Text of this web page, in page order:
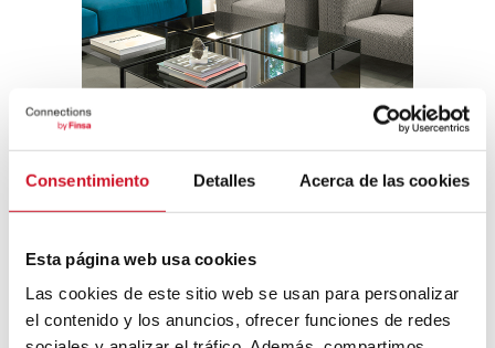
Consentimiento Detalles Acerca de las cookies
Esta página web usa cookies
Las cookies de este sitio web se usan para personalizar
el contenido y los anuncios, ofrecer funciones de redes
Salon Jake à Casa Decor 2017, par le
Comment vous déconnectez-vous
détendre et reprendre des forces avant
C’est justement notre problème, nous ne
savons pas nous déconnecter. Pour nous,